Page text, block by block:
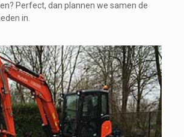
Perfect, dan plannen we samen de
in.